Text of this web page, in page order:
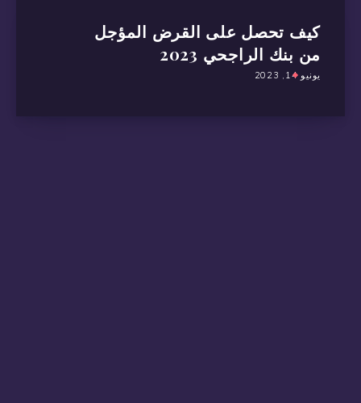
كيف تحصل على القرض المؤجل
من بنك الراجحي 2023
يونيو 14, 2023